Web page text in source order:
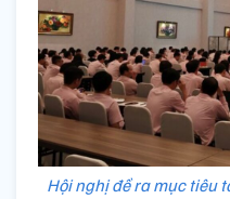
Hội nghị đề ra mục tiêu